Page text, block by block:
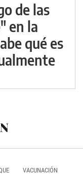
de las
en la
qué es
VACUNACIÓN